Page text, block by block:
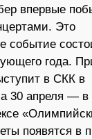
впервые
Это
событие
года.
в СКК в
а 30 апреля — в
появятся в